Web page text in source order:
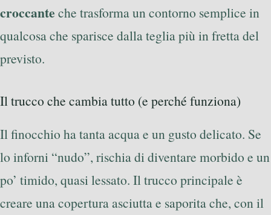
croccante che trasforma un contorno semplice in
qualcosa che sparisce dalla teglia più in fretta del
previsto.
Il trucco che cambia tutto (e perché funziona)
Il finocchio ha tanta acqua e un gusto delicato. Se
lo inforni “nudo”, rischia di diventare morbido e un
po’ timido, quasi lessato. Il trucco principale è
creare una copertura asciutta e saporita che, con il